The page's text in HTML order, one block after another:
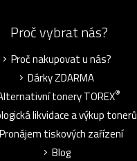
Proč vybrat nás?
Proč nakupovat u nás?
Dárky ZDARMA
tonery TOREX®
likvidace a výkup tonerů
Pronájem tiskových zařízení
Blog